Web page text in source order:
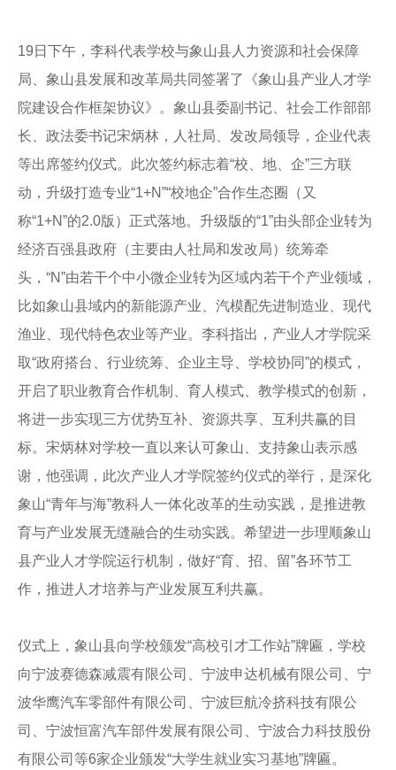
19日下午，李科代表学校与象山县人力资源和社会保障
局、象山县发展和改革局共同签署了《象山县产业人才学
院建设合作框架协议》。象山县委副书记、社会工作部部
长、政法委书记宋炳林，人社局、发改局领导，企业代表
等出席签约仪式。此次签约标志着“校、地、企”三方联
动，升级打造专业“1+N”“校地企”合作生态圈（又
称“1+N”的2.0版）正式落地。升级版的“1”由头部企业转为
经济百强县政府（主要由人社局和发改局）统筹牵
头，“N”由若干个中小微企业转为区域内若干个产业领域，
比如象山县域内的新能源产业、汽模配先进制造业、现代
渔业、现代特色农业等产业。李科指出，产业人才学院采
取“政府搭台、行业统筹、企业主导、学校协同”的模式，
开启了职业教育合作机制、育人模式、教学模式的创新，
将进一步实现三方优势互补、资源共享、互利共赢的目
标。宋炳林对学校一直以来认可象山、支持象山表示感
谢，他强调，此次产业人才学院签约仪式的举行，是深化
象山“青年与海”教科人一体化改革的生动实践，是推进教
育与产业发展无缝融合的生动实践。希望进一步理顺象山
县产业人才学院运行机制，做好“育、招、留”各环节工
作，推进人才培养与产业发展互利共赢。
仪式上，象山县向学校颁发“高校引才工作站”牌匾，学校
向宁波赛德森减震有限公司、宁波申达机械有限公司、宁
波华鹰汽车零部件有限公司、宁波巨航冷挤科技有限公
司、宁波恒富汽车部件发展有限公司、宁波合力科技股份
有限公司等6家企业颁发“大学生就业实习基地”牌匾。